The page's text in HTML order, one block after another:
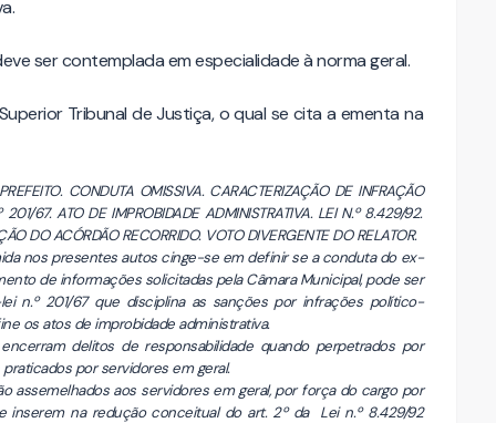
ser contemplada em especialidade à norma geral.
Tribunal de Justiça, o qual se cita a ementa na
CONDUTA OMISSIVA. CARACTERIZAÇÃO DE INFRAÇÃO
67. ATO DE IMPROBIDADE ADMINISTRATIVA. LEI N.º 8.429/92.
DO ACÓRDÃO RECORRIDO. VOTO DIVERGENTE DO RELATOR.
nos presentes autos cinge-se em definir se a conduta do ex-
de informações solicitadas pela Câmara Municipal, pode ser
n.º 201/67 que disciplina as sanções por infrações político-
os atos de improbidade administrativa.
delitos de responsabilidade quando perpetrados por
por servidores em geral.
assemelhados aos servidores em geral, por força do cargo por
inserem na redução conceitual do art. 2º da Lei n.º 8.429/92